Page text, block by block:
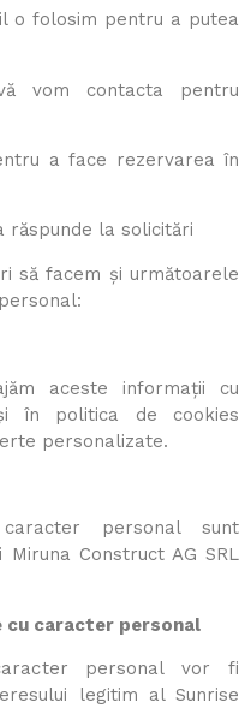
o folosim pentru a putea
vom contacta pentru
a face rezervarea în
răspunde la solicitări
să facem și următoarele
aceste informații cu
în politica de cookies
personalizate.
personal sunt
Construct AG SRL
caracter personal
personal vor fi
legitim al Sunrise